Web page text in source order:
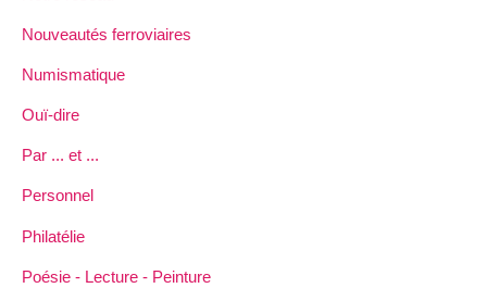
Nouveautés ferroviaires
Numismatique
Ouï-dire
Par ... et ...
Personnel
Philatélie
Poésie - Lecture - Peinture